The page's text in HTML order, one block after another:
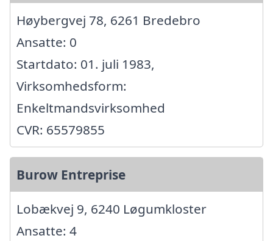
Høybergvej 78, 6261 Bredebro
Ansatte: 0
Startdato: 01. juli 1983,
Virksomhedsform:
Enkeltmandsvirksomhed
CVR: 65579855
Burow Entreprise
Lobækvej 9, 6240 Løgumkloster
Ansatte: 4